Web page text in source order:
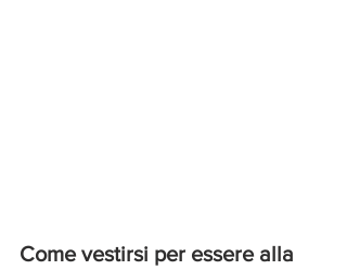
Come vestirsi per essere alla